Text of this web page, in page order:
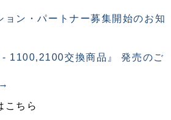
ョン・パートナー募集開始のお知
- 1100,2100交換商品』 発売のご
こちら